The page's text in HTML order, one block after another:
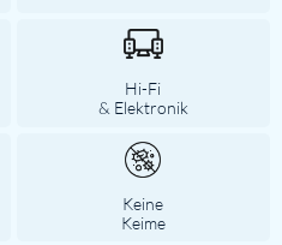
Hi-Fi
& Elektronik
Keine
Keime